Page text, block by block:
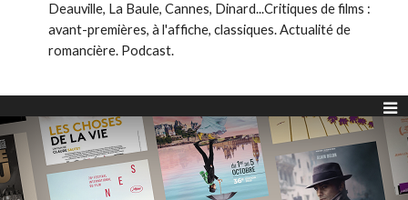
Deauville, La Baule, Cannes, Dinard...Critiques de films :
avant-premières, à l'affiche, classiques. Actualité de
romancière. Podcast.